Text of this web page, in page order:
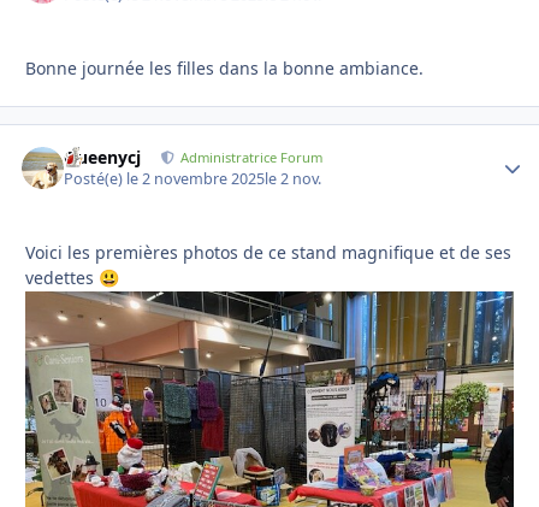
Bonne journée les filles dans la bonne ambiance.
Queenycj Administratrice Forum
Posté(e) le 2 novembre 2025le 2 nov.
Voici les premières photos de ce stand magnifique et de ses
vedettes 😃